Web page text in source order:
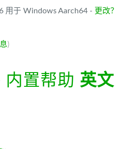
用于 Windows Aarch64 - 更改？
)
内置帮助 英文